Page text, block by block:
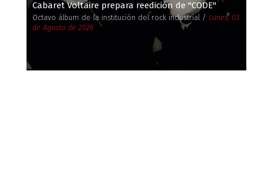
Cabaret Voltaire prepara reedición de ''CODE''
Octavo álbum de la institución del rock industrial / Lunes, 03
de Agosto de 2026